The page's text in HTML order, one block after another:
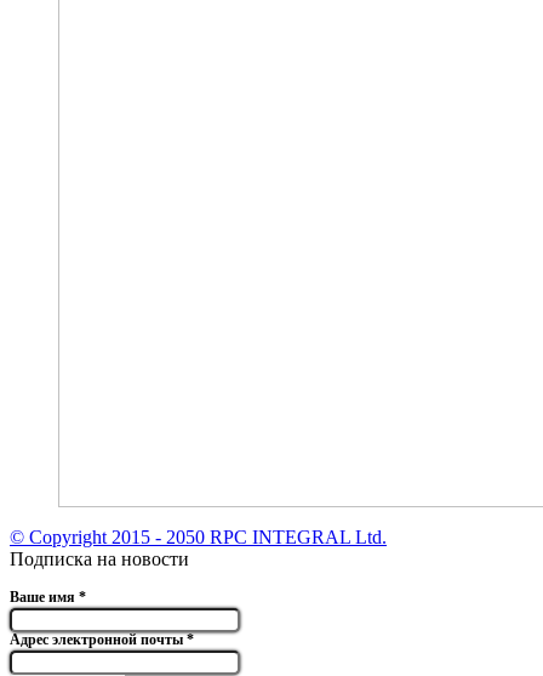
© Copyright 2015 - 2050 RPC INTEGRAL Ltd.
Подписка на новости
Ваше имя *
Адрес электронной почты*